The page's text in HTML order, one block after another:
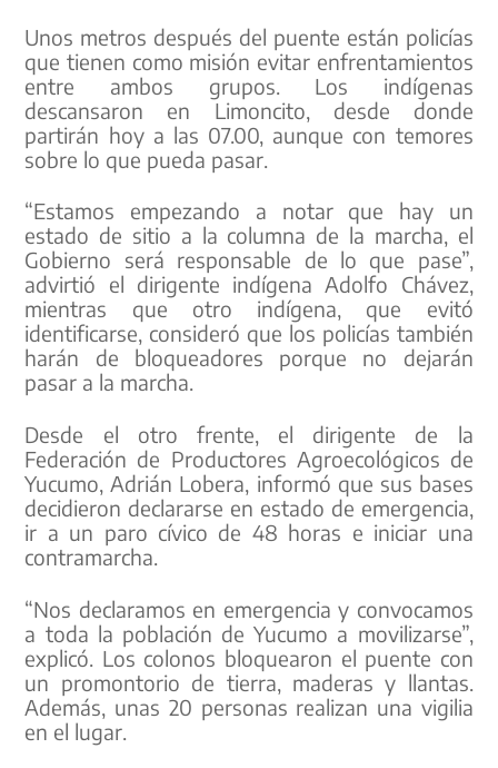
Unos metros después del puente están policías
que tienen como misión evitar enfrentamientos
entre ambos grupos. Los indígenas
descansaron en Limoncito, desde donde
partirán hoy a las 07.00, aunque con temores
sobre lo que pueda pasar.
“Estamos empezando a notar que hay un
estado de sitio a la columna de la marcha, el
Gobierno será responsable de lo que pase”,
advirtió el dirigente indígena Adolfo Chávez,
mientras que otro indígena, que evitó
identificarse, consideró que los policías también
harán de bloqueadores porque no dejarán
pasar a la marcha.
Desde el otro frente, el dirigente de la
Federación de Productores Agroecológicos de
Yucumo, Adrián Lobera, informó que sus bases
decidieron declararse en estado de emergencia,
ir a un paro cívico de 48 horas e iniciar una
contramarcha.
“Nos declaramos en emergencia y convocamos
a toda la población de Yucumo a movilizarse”,
explicó. Los colonos bloquearon el puente con
un promontorio de tierra, maderas y llantas.
Además, unas 20 personas realizan una vigilia
en el lugar.